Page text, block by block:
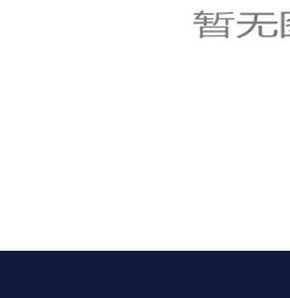
穆尼奥斯能否继